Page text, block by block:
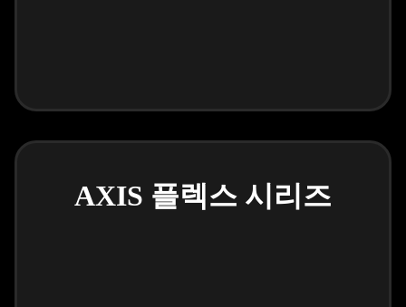
AXIS 플렉스 시리즈